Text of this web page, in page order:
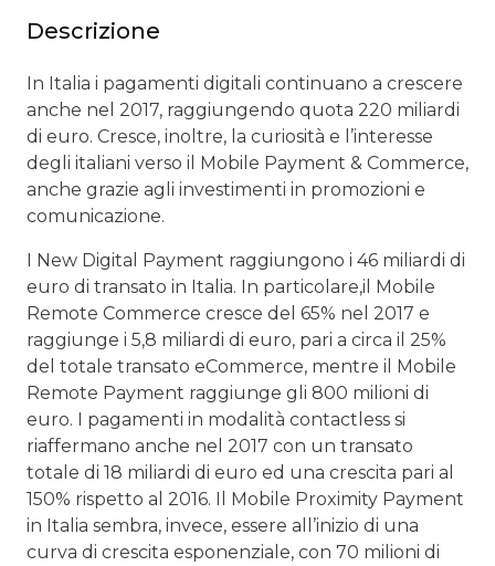
Descrizione
In Italia i pagamenti digitali continuano a crescere
anche nel 2017, raggiungendo quota 220 miliardi
di euro. Cresce, inoltre, la curiosità e l’interesse
degli italiani verso il Mobile Payment & Commerce,
anche grazie agli investimenti in promozioni e
comunicazione.
I New Digital Payment raggiungono i 46 miliardi di
euro di transato in Italia. In particolare,il Mobile
Remote Commerce cresce del 65% nel 2017 e
raggiunge i 5,8 miliardi di euro, pari a circa il 25%
del totale transato eCommerce, mentre il Mobile
Remote Payment raggiunge gli 800 milioni di
euro. I pagamenti in modalità contactless si
riaffermano anche nel 2017 con un transato
totale di 18 miliardi di euro ed una crescita pari al
150% rispetto al 2016. Il Mobile Proximity Payment
in Italia sembra, invece, essere all’inizio di una
curva di crescita esponenziale, con 70 milioni di